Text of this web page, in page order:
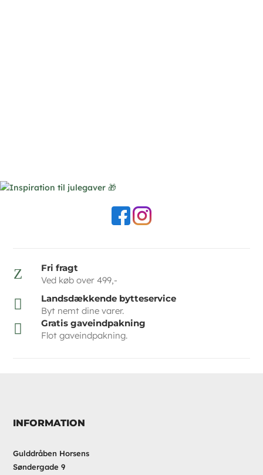
Z
Fri fragt
Ved køb over 499,-

Landsdækkende bytteservice
Byt nemt dine varer.

Gratis gaveindpakning
Flot gaveindpakning.
INFORMATION
Gulddråben Horsens
Søndergade 9